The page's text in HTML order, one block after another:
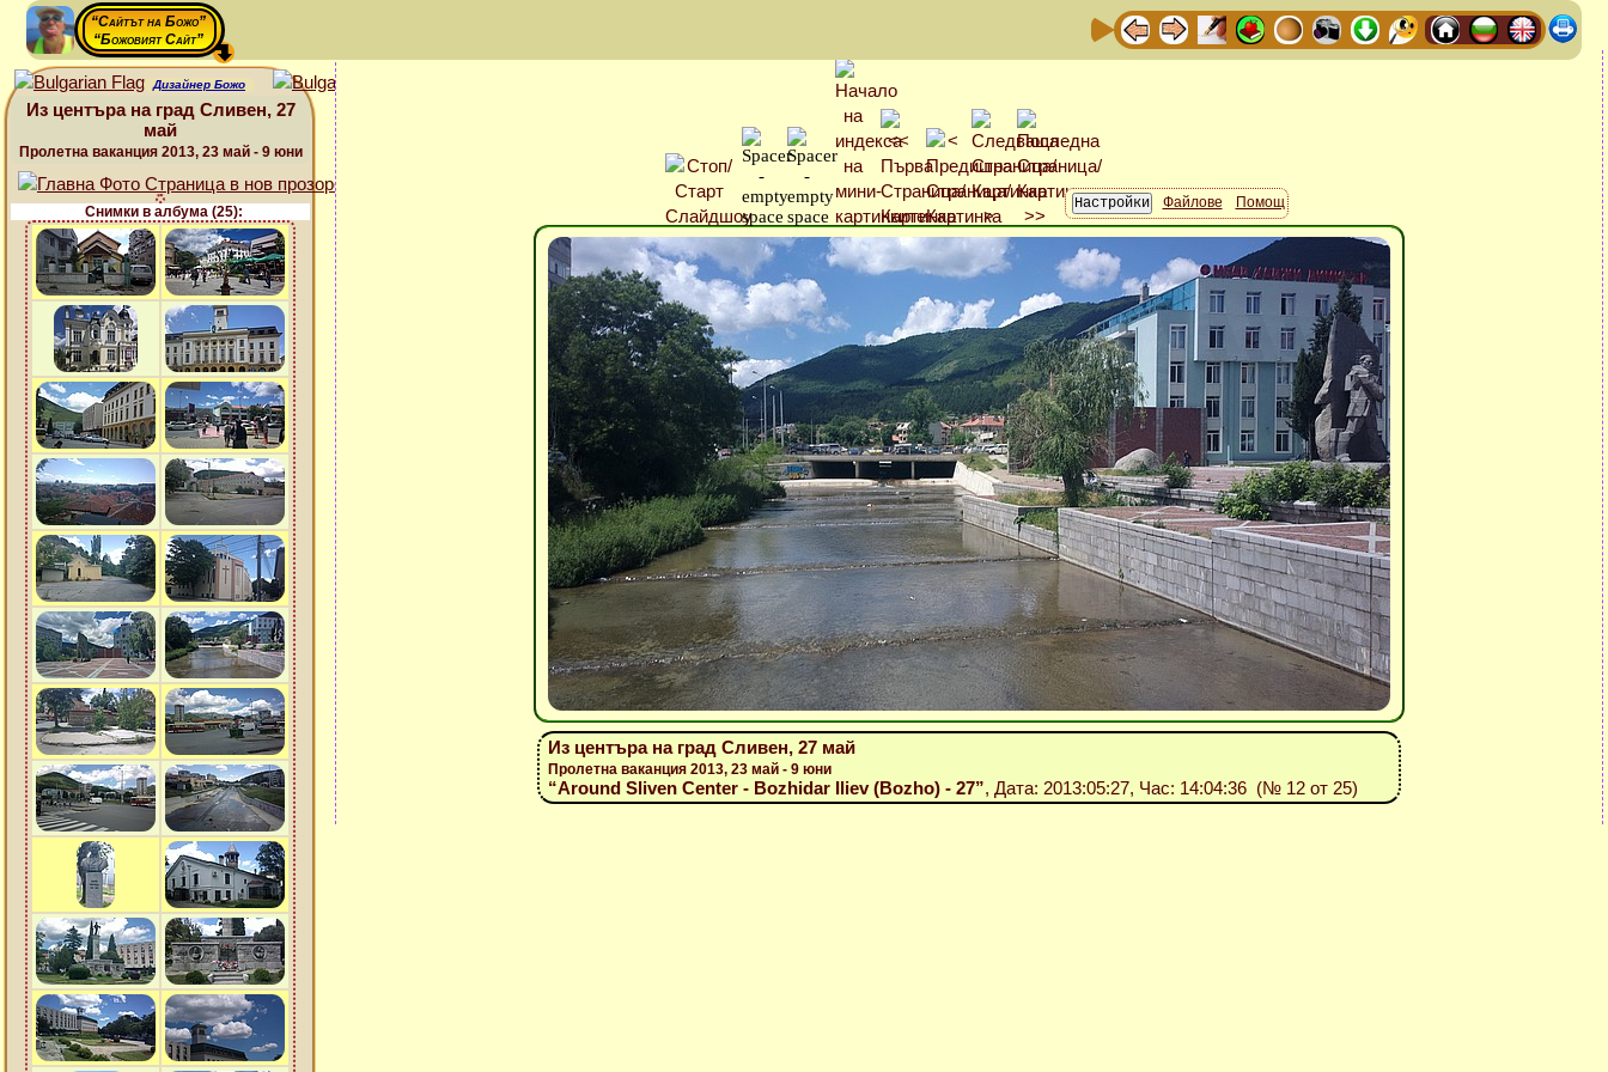
“Сайтът на Божо”
“Божовият Сайт”
Дизайнер Божо
Из центъра на град Сливен, 27
май
Пролетна ваканция 2013, 23 май - 9 юни
Снимки в албума (25):
Файлове Помощ
Из центъра на град Сливен, 27 май
Пролетна ваканция 2013, 23 май - 9 юни
“Around Sliven Center - Bozhidar Iliev (Bozho) - 27”, Дата: 2013:05:27, Час: 14:04:36 (№ 12 от 25)